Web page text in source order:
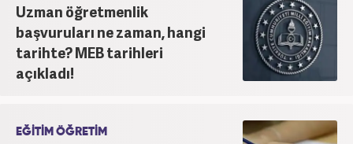
Uzman öğretmenlik
başvuruları ne zaman, hangi
tarihte? MEB tarihleri
açıkladı!
EĞİTİM ÖĞRETİM